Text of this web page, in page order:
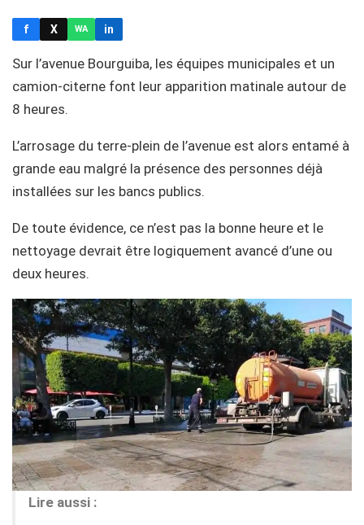
f X WA in
Sur l’avenue Bourguiba, les équipes municipales et un
camion-citerne font leur apparition matinale autour de
8 heures.
L’arrosage du terre-plein de l’avenue est alors entamé à
grande eau malgré la présence des personnes déjà
installées sur les bancs publics.
De toute évidence, ce n’est pas la bonne heure et le
nettoyage devrait être logiquement avancé d’une ou
deux heures.
Lire aussi :